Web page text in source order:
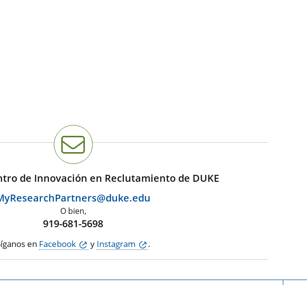
de Innovación en Reclutamiento de DUKE
O bien,
919-681-5698
en Facebook y Instagram .